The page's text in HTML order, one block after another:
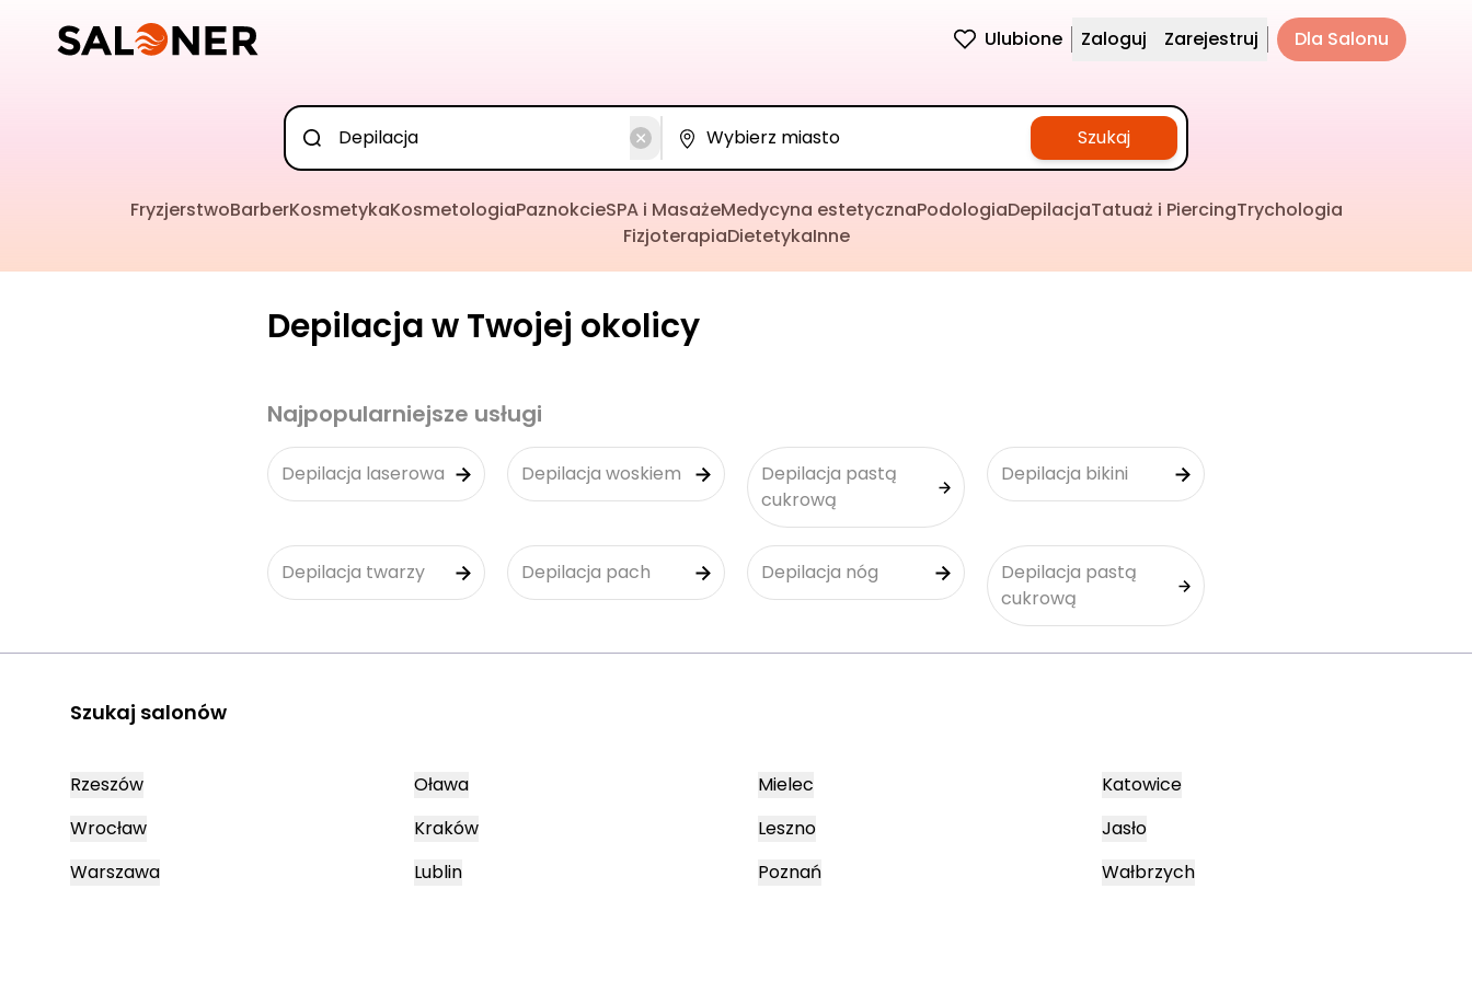
Ulubione Zaloguj Zarejestruj Dla Salonu
Szukaj
FryzjerstwoBarberKosmetykaKosmetologiaPaznokcieSPA i MasażeMedycyna estetycznaPodologiaDepilacjaTatuaż i PiercingTrychologia
FizjoterapiaDietetykaInne
Depilacja w Twojej okolicy
Najpopularniejsze usługi
Depilacja laserowa Depilacja woskiem
Depilacja pastą
cukrową
Depilacja bikini
Depilacja twarzy Depilacja pach Depilacja nóg
Depilacja pastą
cukrową
Szukaj salonów
Rzeszów
Wrocław
Warszawa
Oława
Kraków
Lublin
Mielec
Leszno
Poznań
Katowice
Jasło
Wałbrzych